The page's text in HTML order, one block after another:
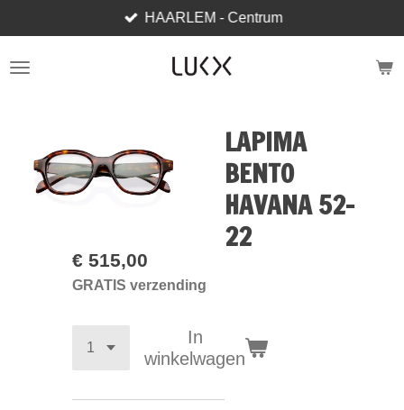
direct
naar
HAARLEM - Centrum
LAPIMA
BENTO
HAVANA 52-
22
€ 515,00
GRATIS verzending
In
winkelwagen